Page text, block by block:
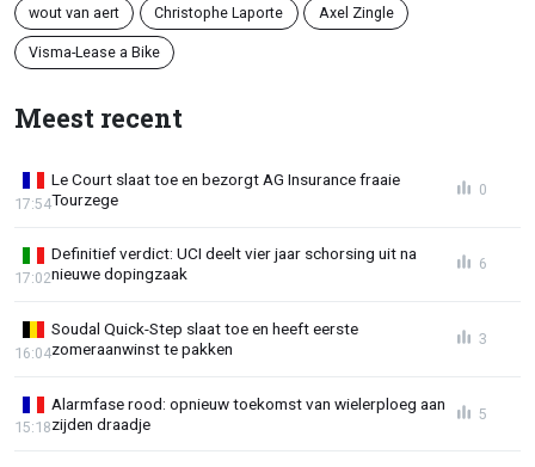
wout van aert Christophe Laporte Axel Zingle
Visma-Lease a Bike
Meest recent
Le Court slaat toe en bezorgt AG Insurance fraaie
Tourzege
17:54
0
Definitief verdict: UCI deelt vier jaar schorsing uit na
nieuwe dopingzaak
17:02
6
Soudal Quick-Step slaat toe en heeft eerste
zomeraanwinst te pakken
16:04
3
Alarmfase rood: opnieuw toekomst van wielerploeg aan
zijden draadje
15:18
5